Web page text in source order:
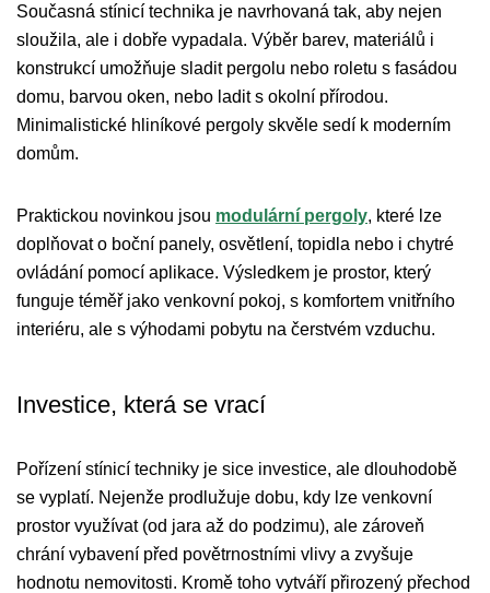
Současná stínicí technika je navrhovaná tak, aby nejen
sloužila, ale i dobře vypadala. Výběr barev, materiálů i
konstrukcí umožňuje sladit pergolu nebo roletu s fasádou
domu, barvou oken, nebo ladit s okolní přírodou.
Minimalistické hliníkové pergoly skvěle sedí k moderním
domům.
Praktickou novinkou jsou modulární pergoly, které lze
doplňovat o boční panely, osvětlení, topidla nebo i chytré
ovládání pomocí aplikace. Výsledkem je prostor, který
funguje téměř jako venkovní pokoj, s komfortem vnitřního
interiéru, ale s výhodami pobytu na čerstvém vzduchu.
Investice, která se vrací
Pořízení stínicí techniky je sice investice, ale dlouhodobě
se vyplatí. Nejenže prodlužuje dobu, kdy lze venkovní
prostor využívat (od jara až do podzimu), ale zároveň
chrání vybavení před povětrnostními vlivy a zvyšuje
hodnotu nemovitosti. Kromě toho vytváří přirozený přechod